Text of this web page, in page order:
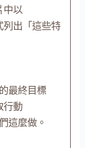
中以
列出「這些特
最終目標
行動
這麼做。